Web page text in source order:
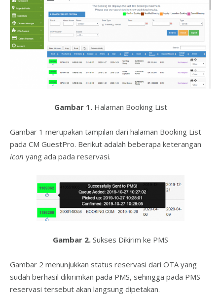
Gambar 1.Halaman Booking List
Gambar 1 merupakan tampilan dari halaman Booking List
pada CM GuestPro. Berikut adalah beberapa keterangan
icon yang ada pada reservasi.
Gambar 2. Sukses Dikirim ke PMS
Gambar 2 menunjukkan status reservasi dari OTA yang
sudah berhasil dikirimkan pada PMS, sehingga pada PMS
reservasi tersebut akan langsung dipetakan.